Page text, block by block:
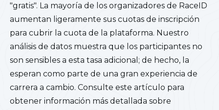
"gratis". La mayoría de los organizadores de RaceID
aumentan ligeramente sus cuotas de inscripción
para cubrir la cuota de la plataforma. Nuestro
análisis de datos muestra que los participantes no
son sensibles a esta tasa adicional; de hecho, la
esperan como parte de una gran experiencia de
carrera a cambio. Consulte este artículo para
obtener información más detallada sobre